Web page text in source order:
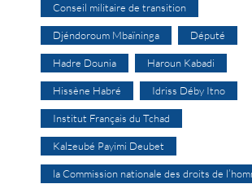
Conseil militaire de transition
Djéndoroum Mbaïninga Député
Hadre Dounia Haroun Kabadi
Hissène Habré Idriss Déby Itno
Institut Français du Tchad
Kalzeubé Payimi Deubet
la Commission nationale des droits de